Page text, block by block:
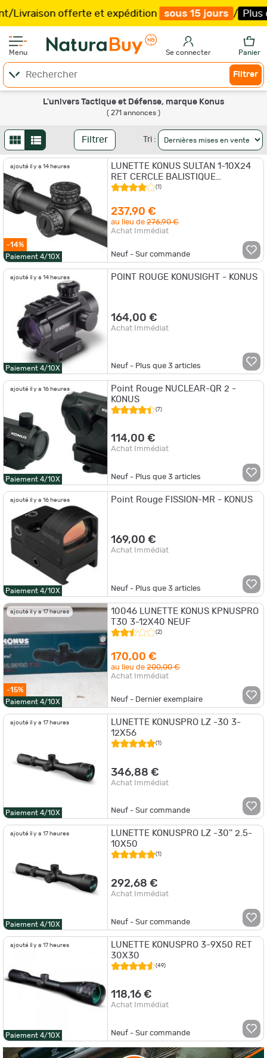
et expédition sous 15 jours / Plus que65h17mn 18
Menu Se connecter Panier
Filtrer
L'univers Tactique et Défense, marque Konus
( 271 annonces )
Filtrer Tri :
ajouté il y a 14 heures
-14%
Paiement 4/10X
LUNETTE KONUS SULTAN 1-10X24
RET CERCLE BALISTIQUE
LUMINEUX ROUGE
(1)
237,90 €
au lieu de276,90 €
Achat Immédiat
Neuf - Sur commande
ajouté il y a 14 heures
Paiement 4/10X
POINT ROUGE KONUSIGHT - KONUS
164,00 €
Achat Immédiat
Neuf - Plus que3 articles
ajouté il y a 16 heures
Paiement 4/10X
Point Rouge NUCLEAR-QR 2 -
KONUS
(7)
114,00 €
Achat Immédiat
Neuf - Plus que3 articles
ajouté il y a 16 heures
Paiement 4/10X
Point Rouge FISSION-MR - KONUS
169,00 €
Achat Immédiat
Neuf - Plus que3 articles
ajouté il y a 17 heures
-15%
Paiement 4/10X
10046 LUNETTE KONUS KPNUSPRO
T30 3-12X40 NEUF
(2)
170,00 €
au lieu de200,00 €
Achat Immédiat
Neuf - Dernier exemplaire
ajouté il y a 17 heures
Paiement 4/10X
LUNETTE KONUSPRO LZ -30 3-
12X56
(1)
346,88 €
Achat Immédiat
Neuf - Sur commande
ajouté il y a 17 heures
Paiement 4/10X
LUNETTE KONUSPRO LZ -30'' 2.5-
10X50
(1)
292,68 €
Achat Immédiat
Neuf - Sur commande
ajouté il y a 17 heures
Paiement 4/10X
LUNETTE KONUSPRO 3-9X50 RET
30X30
(49)
118,16 €
Achat Immédiat
Neuf - Sur commande